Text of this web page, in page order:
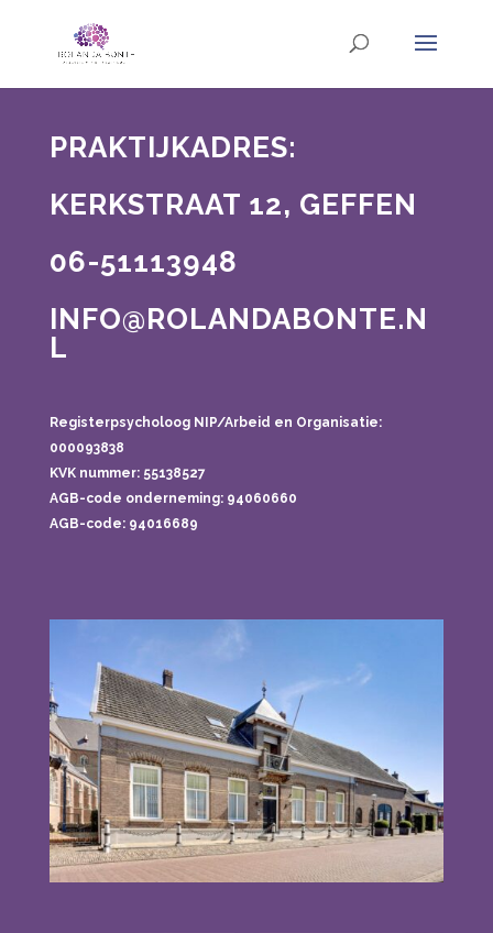
PRAKTIJKADRES:
KERKSTRAAT 12, GEFFEN
06-51113948
INFO@ROLANDABONTE.N
L
Registerpsycholoog NIP/Arbeid en Organisatie:
000093838
KVK nummer: 55138527
AGB-code onderneming: 94060660
AGB-code: 94016689